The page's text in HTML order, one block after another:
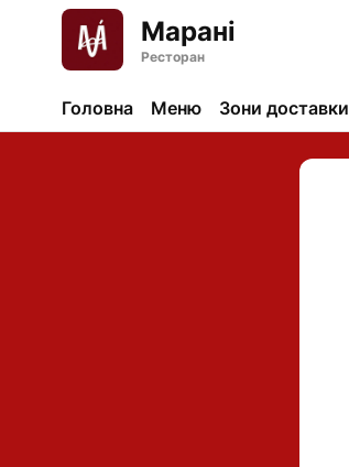
Марані
Ресторан
Головна Меню Зони доставки